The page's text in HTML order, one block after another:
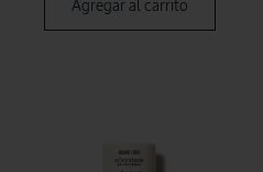
Agregar al carrito